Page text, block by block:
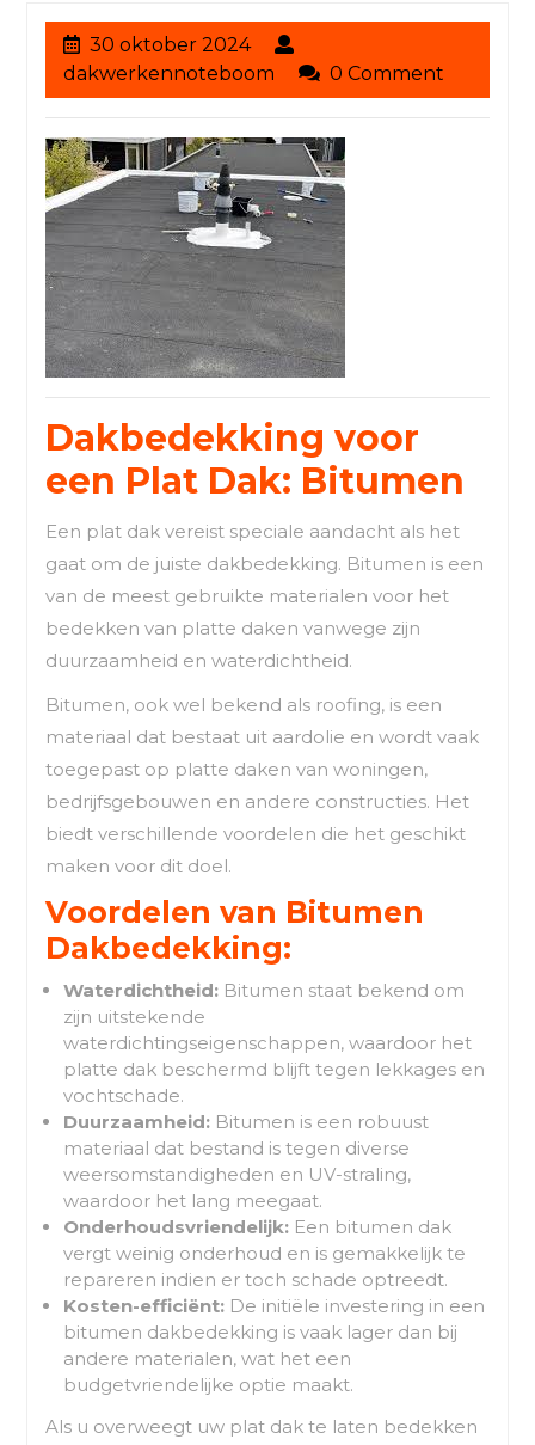
30 oktober 202430
oktober
2024
dakwerkennoteboom dakwerkennoteboom
0 Comment
Dakbedekking voor
een Plat Dak: Bitumen
Een plat dak vereist speciale aandacht als het
gaat om de juiste dakbedekking. Bitumen is een
van de meest gebruikte materialen voor het
bedekken van platte daken vanwege zijn
duurzaamheid en waterdichtheid.
Bitumen, ook wel bekend als roofing, is een
materiaal dat bestaat uit aardolie en wordt vaak
toegepast op platte daken van woningen,
bedrijfsgebouwen en andere constructies. Het
biedt verschillende voordelen die het geschikt
maken voor dit doel.
Voordelen van Bitumen
Dakbedekking:
Waterdichtheid: Bitumen staat bekend om
zijn uitstekende
waterdichtingseigenschappen, waardoor het
platte dak beschermd blijft tegen lekkages en
vochtschade.
Duurzaamheid: Bitumen is een robuust
materiaal dat bestand is tegen diverse
weersomstandigheden en UV-straling,
waardoor het lang meegaat.
Onderhoudsvriendelijk: Een bitumen dak
vergt weinig onderhoud en is gemakkelijk te
repareren indien er toch schade optreedt.
Kosten-efficiënt: De initiële investering in een
bitumen dakbedekking is vaak lager dan bij
andere materialen, wat het een
budgetvriendelijke optie maakt.
Als u overweegt uw plat dak te laten bedekken